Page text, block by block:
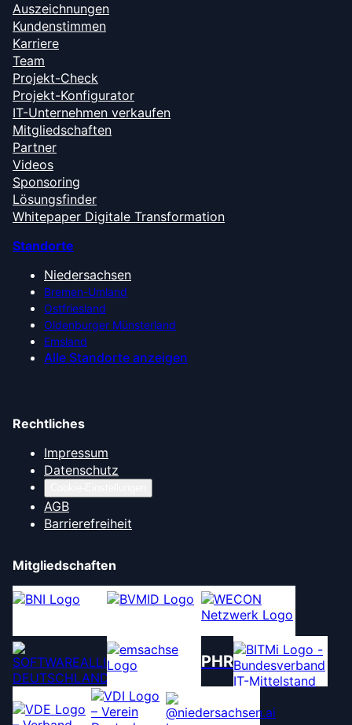
Auszeichnungen
Kundenstimmen
Karriere
Team
Projekt-Check
Projekt-Konfigurator
IT-Unternehmen verkaufen
Mitgliedschaften
Partner
Videos
Sponsoring
Lösungsfinder
Whitepaper Digitale Transformation
Standorte
Niedersachsen
Bremen-Umland
Ostfriesland
Oldenburger Münsterland
Emsland
Alle Standorte anzeigen
Rechtliches
Impressum
Datenschutz
AGB
Barrierefreiheit
Mitgliedschaften
PHR